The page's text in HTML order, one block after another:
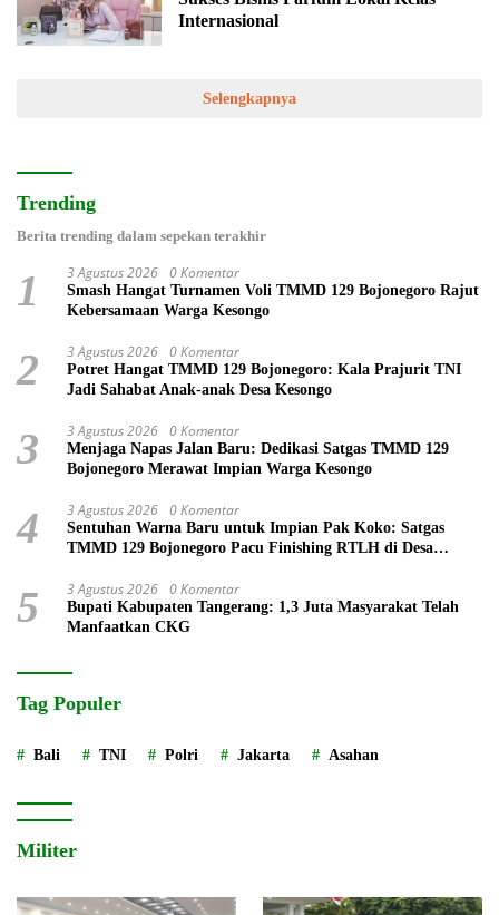
Internasional
Selengkapnya
Trending
Berita trending dalam sepekan terakhir
1 3 Agustus 2026 0 Komentar
Smash Hangat Turnamen Voli TMMD 129 Bojonegoro Rajut
Kebersamaan Warga Kesongo
2 3 Agustus 2026 0 Komentar
Potret Hangat TMMD 129 Bojonegoro: Kala Prajurit TNI
Jadi Sahabat Anak-anak Desa Kesongo
3 3 Agustus 2026 0 Komentar
Menjaga Napas Jalan Baru: Dedikasi Satgas TMMD 129
Bojonegoro Merawat Impian Warga Kesongo
4 3 Agustus 2026 0 Komentar
Sentuhan Warna Baru untuk Impian Pak Koko: Satgas
TMMD 129 Bojonegoro Pacu Finishing RTLH di Desa
5 3 Agustus 2026 0 Komentar
Bupati Kabupaten Tangerang: 1,3 Juta Masyarakat Telah
Manfaatkan CKG
Tag Populer
Bali TNI Polri Jakarta Asahan
Militer